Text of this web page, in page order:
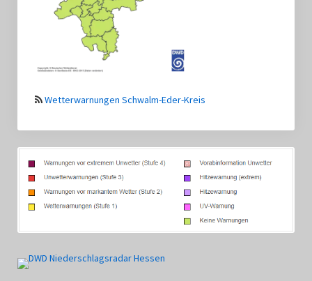
Wetterwarnungen Schwalm-Eder-Kreis